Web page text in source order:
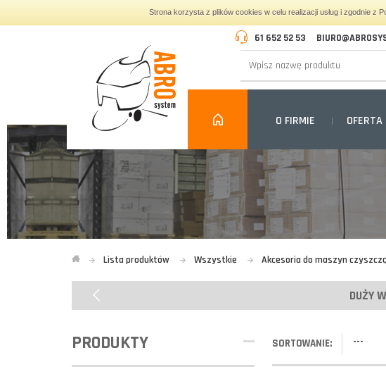
Strona korzysta z plików cookies w celu realizacji usług i zgodnie z
61 652 52 53
O FIRMIE OFERTA
Lista produktów Wszystkie Akcesoria do maszyn
DUŻY
PRODUKTY SORTOWANIE: ---